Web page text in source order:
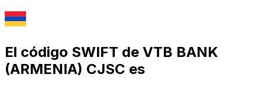
El código SWIFT de VTB BANK
(ARMENIA) CJSC es